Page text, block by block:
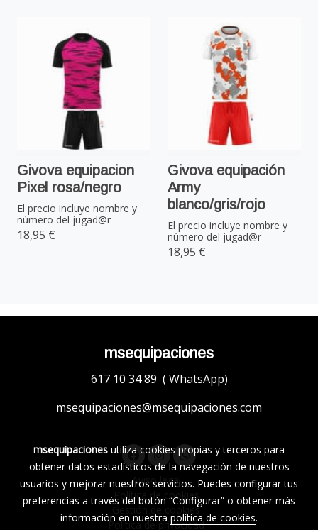
Givova equipacion
Pixel rosa/negro
El precio incluye nombre y
número del jugad@r
18,95 €
Givova equipación
Army
blanco/gris/rojo
El precio incluye nombre y
número del jugad@r
18,95 €
msequipaciones
617 10 34 89 ( WhatsApp)
msequipaciones@msequipaciones.com
Aviso legal
Política de cookies
Gestión de cookies
Política de privacidad
msequipaciones utiliza cookies propias y terceros para
obtener datos estadísticos de la navegación de nuestros
usuarios y mejorar nuestros servicios. Puedes configurar tus
preferencias a través del botón “Configurar” o obtener más
información en nuestra política de cookies.